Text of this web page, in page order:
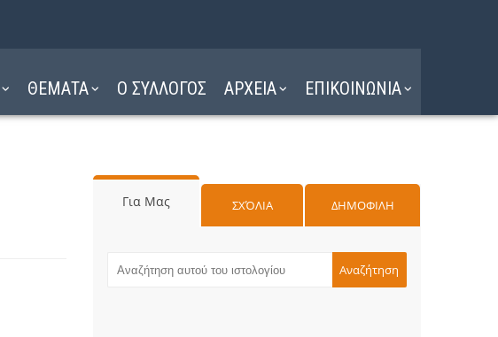
ΘΕΜΑΤΑ Ο ΣΥΛΛΟΓΟΣ ΑΡΧΕΙΑ ΕΠΙΚΟΙΝΩΝΙΑ
Για Μας ΣΧΌΛΙΑ ΔΗΜΟΦΙΛΗ